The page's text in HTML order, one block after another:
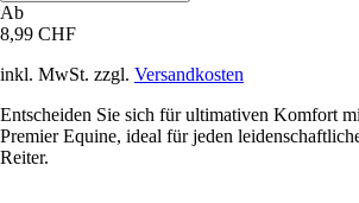
Ab
8,99 CHF
inkl. MwSt. zzgl. Versandkosten
Entscheiden Sie sich für ultimativen Komfort
Premier Equine, ideal für jeden
Reiter.